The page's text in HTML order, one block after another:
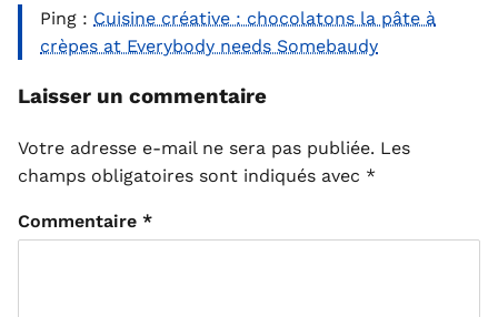
Ping : Cuisine créative : chocolatons la pâte à
crèpes at Everybody needs Somebaudy
Laisser un commentaire
Votre adresse e-mail ne sera pas publiée. Les
champs obligatoires sont indiqués avec *
Commentaire *